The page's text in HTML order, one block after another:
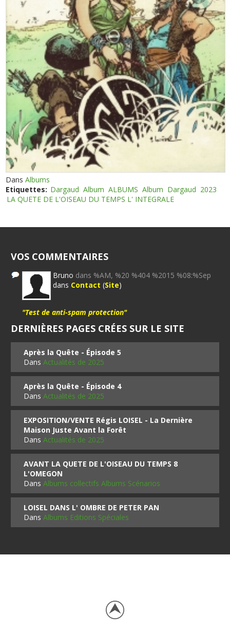
DansAlbums
Etiquettes: Dargaud Album ALBUMS Album Dargaud 2023
LA QUETE DE L'OISEAU DU TEMPS L' INTEGRALE
VOS COMMENTAIRES
Bruno dans %AM, %20 %404 %2015 %08:%Sep
dans Contact (Site)
"Test de anti-spam protection"
DERNIÈRES PAGES CRÉES SUR LE SITE
Après la Quête - Épisode 5
DansActualités de 2025
Après la Quête - Épisode 4
DansActualités de 2025
EXPOSITION/VENTE Régis LOISEL - La Dernière
Maison Juste Avant la Forêt
DansActualités de 2025
AVANT LA QUETE DE L'OISEAU DU TEMPS 8
L'OMEGON
DansAlbums collectifs Albums Scénarios
LOISEL DANS L' OMBRE DE PETER PAN
DansAlbums Editions Spéciales